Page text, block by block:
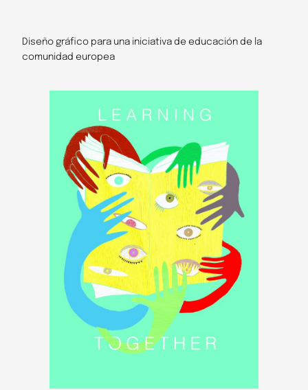
Diseño gráfico para una iniciativa de educación de la
comunidad europea